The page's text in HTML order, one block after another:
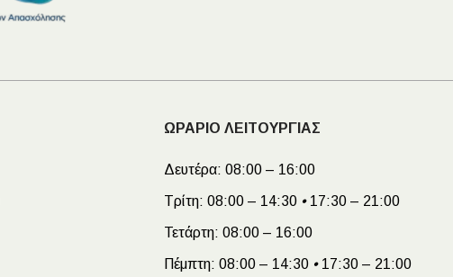
ΩΡΑΡΙΟ ΛΕΙΤΟΥΡΓΙΑΣ
Δευτέρα: 08:00 – 16:00
Τρίτη: 08:00 – 14:30 •17:30 – 21:00
Τετάρτη: 08:00 – 16:00
Πέμπτη: 08:00 – 14:30 •17:30 – 21:00